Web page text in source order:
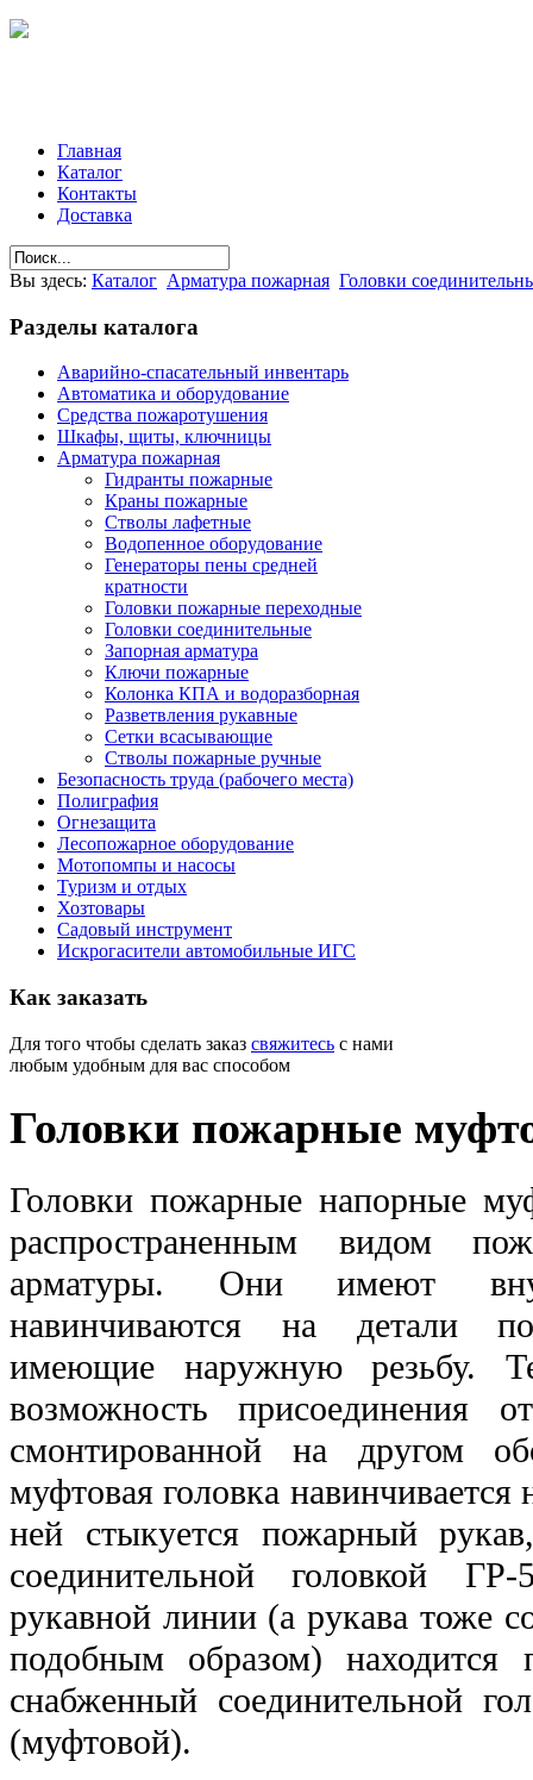
Главная
Каталог
Контакты
Доставка
Вы здесь: Каталог Арматура пожарная Головки
Разделы каталога
Аварийно-спасательный инвентарь
Автоматика и оборудование
Средства пожаротушения
Шкафы, щиты, ключницы
Арматура пожарная
Гидранты пожарные
Краны пожарные
Стволы лафетные
Водопенное оборудование
Генераторы пены средней
кратности
Головки пожарные переходные
Головки соединительные
Запорная арматура
Ключи пожарные
Колонка КПА и водоразборная
Разветвления рукавные
Сетки всасывающие
Стволы пожарные ручные
Безопасность труда (рабочего места)
Полиграфия
Огнезащита
Лесопожарное оборудование
Мотопомпы и насосы
Туризм и отдых
Хозтовары
Садовый инструмент
Искрогасители автомобильные ИГС
Как заказать
Для того чтобы сделать заказ свяжитесь с нами
любым удобным для вас способом
Головки пожарные
Головки пожарные напорные
распространенным видом
арматуры. Они имеют
навинчиваются на детали
имеющие наружную резьбу.
возможность присоединения
смонтированной на другом
муфтовая головка
ней стыкуется пожарный
соединительной головкой
рукавной линии (а рукава тоже
подобным образом) находится
снабженный соединительной
(муфтовой).